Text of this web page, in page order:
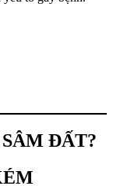
ĐẤT?